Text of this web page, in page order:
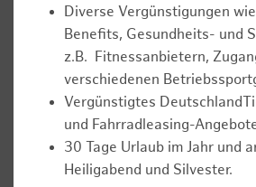
Diverse Vergünstigungen
Benefits, Gesundheits- und
z.B. Fitnessanbietern,
verschiedenen
Vergünstigtes
und Fahrradleasing-
30 Tage Urlaub im Jahr und
Heiligabend und Silvester.